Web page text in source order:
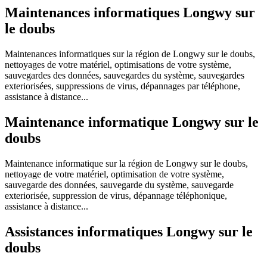
Maintenances informatiques Longwy sur
le doubs
Maintenances informatiques sur la région de Longwy sur le doubs,
nettoyages de votre matériel, optimisations de votre système,
sauvegardes des données, sauvegardes du système, sauvegardes
exteriorisées, suppressions de virus, dépannages par téléphone,
assistance à distance...
Maintenance informatique Longwy sur le
doubs
Maintenance informatique sur la région de Longwy sur le doubs,
nettoyage de votre matériel, optimisation de votre système,
sauvegarde des données, sauvegarde du système, sauvegarde
exteriorisée, suppression de virus, dépannage téléphonique,
assistance à distance...
Assistances informatiques Longwy sur le
doubs